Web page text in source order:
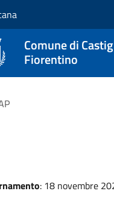
Comune di
Fiorentino
: 18 novembre